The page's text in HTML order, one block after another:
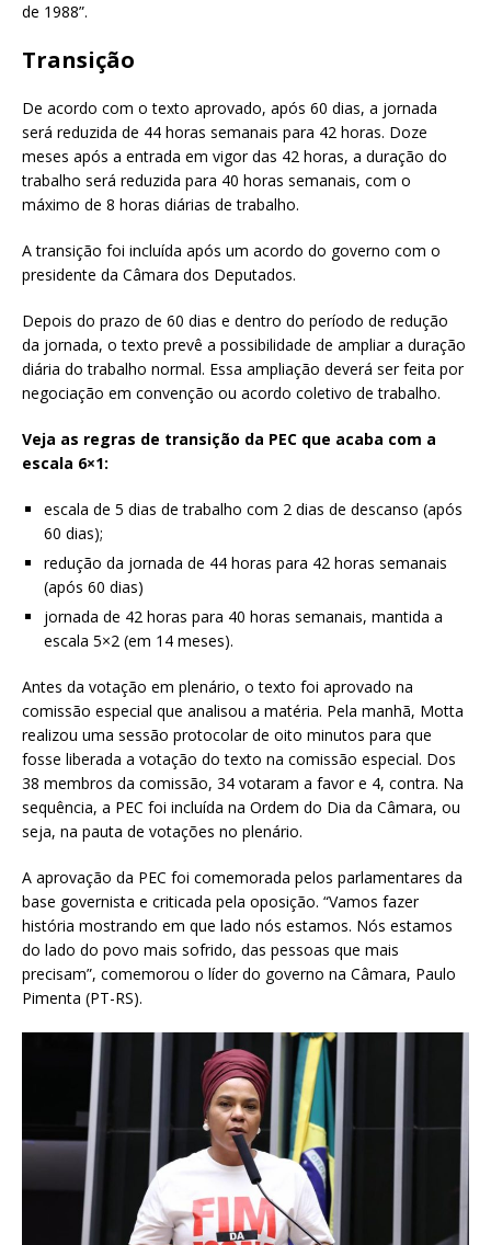
de 1988”.
Transição
De acordo com o texto aprovado, após 60 dias, a jornada
será reduzida de 44 horas semanais para 42 horas. Doze
meses após a entrada em vigor das 42 horas, a duração do
trabalho será reduzida para 40 horas semanais, com o
máximo de 8 horas diárias de trabalho.
A transição foi incluída após um acordo do governo com o
presidente da Câmara dos Deputados.
Depois do prazo de 60 dias e dentro do período de redução
da jornada, o texto prevê a possibilidade de ampliar a duração
diária do trabalho normal. Essa ampliação deverá ser feita por
negociação em convenção ou acordo coletivo de trabalho.
Veja as regras de transição da PEC que acaba com a
escala 6×1:
escala de 5 dias de trabalho com 2 dias de descanso (após
60 dias);
redução da jornada de 44 horas para 42 horas semanais
(após 60 dias)
jornada de 42 horas para 40 horas semanais, mantida a
escala 5×2 (em 14 meses).
Antes da votação em plenário, o texto foi aprovado na
comissão especial que analisou a matéria. Pela manhã, Motta
realizou uma sessão protocolar de oito minutos para que
fosse liberada a votação do texto na comissão especial. Dos
38 membros da comissão, 34 votaram a favor e 4, contra. Na
sequência, a PEC foi incluída na Ordem do Dia da Câmara, ou
seja, na pauta de votações no plenário.
A aprovação da PEC foi comemorada pelos parlamentares da
base governista e criticada pela oposição. “Vamos fazer
história mostrando em que lado nós estamos. Nós estamos
do lado do povo mais sofrido, das pessoas que mais
precisam”, comemorou o líder do governo na Câmara, Paulo
Pimenta (PT-RS).